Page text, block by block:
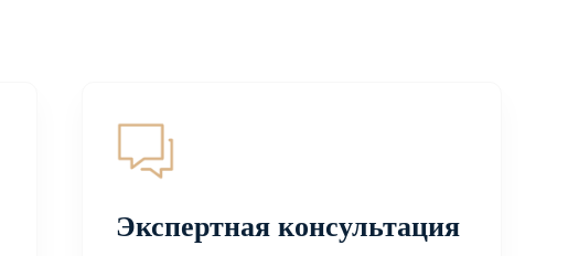
Экспертная консультация